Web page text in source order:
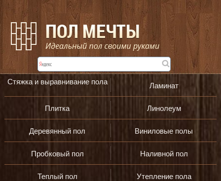
Стяжка и выравнивание пола Ламинат
Плитка Линолеум
Деревянный пол Виниловые полы
Пробковый пол Наливной пол
Теплый пол Утепление пола